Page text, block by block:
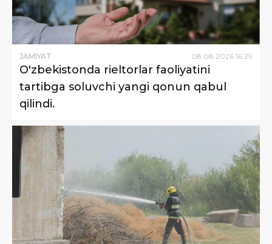
JAMIYAT 08 08 2026 16:29
O'zbekistonda rieltorlar faoliyatini
tartibga soluvchi yangi qonun qabul
qilindi.